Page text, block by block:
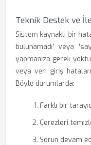
Teknik Destek ve
Sistem kaynaklı bir
bulunamadı' veya
yapmanıza gerek
veya veri giriş
Böyle durumlarda:
Farklı bir
Çerezleri
Sorun devam